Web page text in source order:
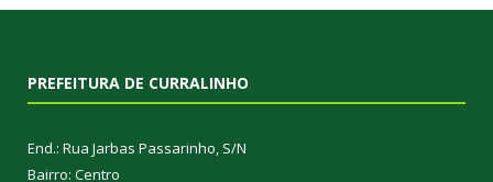
PREFEITURA DE CURRALINHO
End.: Rua Jarbas Passarinho, S/N
Bairro: Centro